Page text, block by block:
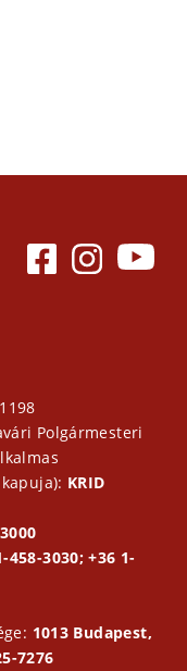
Polgármesteri
KRID
458-3030; +36 1-
1013 Budapest,
7276